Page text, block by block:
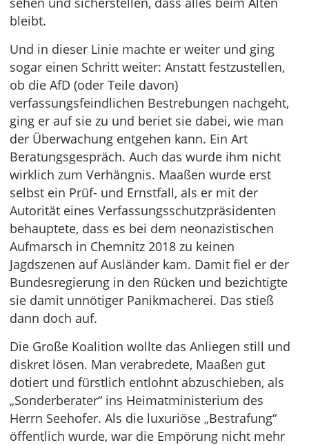
bleibt.
Und in dieser Linie machte er weiter und ging
sogar einen Schritt weiter: Anstatt festzustellen,
ob die AfD (oder Teile davon)
verfassungsfeindlichen Bestrebungen nachgeht,
ging er auf sie zu und beriet sie dabei, wie man
der Überwachung entgehen kann. Ein Art
Beratungsgespräch. Auch das wurde ihm nicht
wirklich zum Verhängnis. Maaßen wurde erst
selbst ein Prüf- und Ernstfall, als er mit der
Autorität eines Verfassungsschutzpräsidenten
behauptete, dass es bei dem neonazistischen
Aufmarsch in Chemnitz 2018 zu keinen
Jagdszenen auf Ausländer kam. Damit fiel er der
Bundesregierung in den Rücken und bezichtigte
sie damit unnötiger Panikmacherei. Das stieß
dann doch auf.
Die Große Koalition wollte das Anliegen still und
diskret lösen. Man verabredete, Maaßen gut
dotiert und fürstlich entlohnt abzuschieben, als
„Sonderberater“ ins Heimatministerium des
Herrn Seehofer. Als die luxuriöse „Bestrafung“
öffentlich wurde, war die Empörung nicht mehr